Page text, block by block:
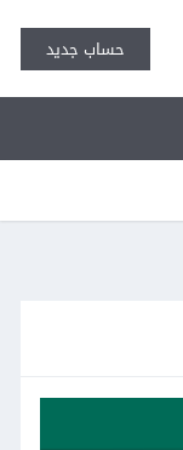
حساب جديد